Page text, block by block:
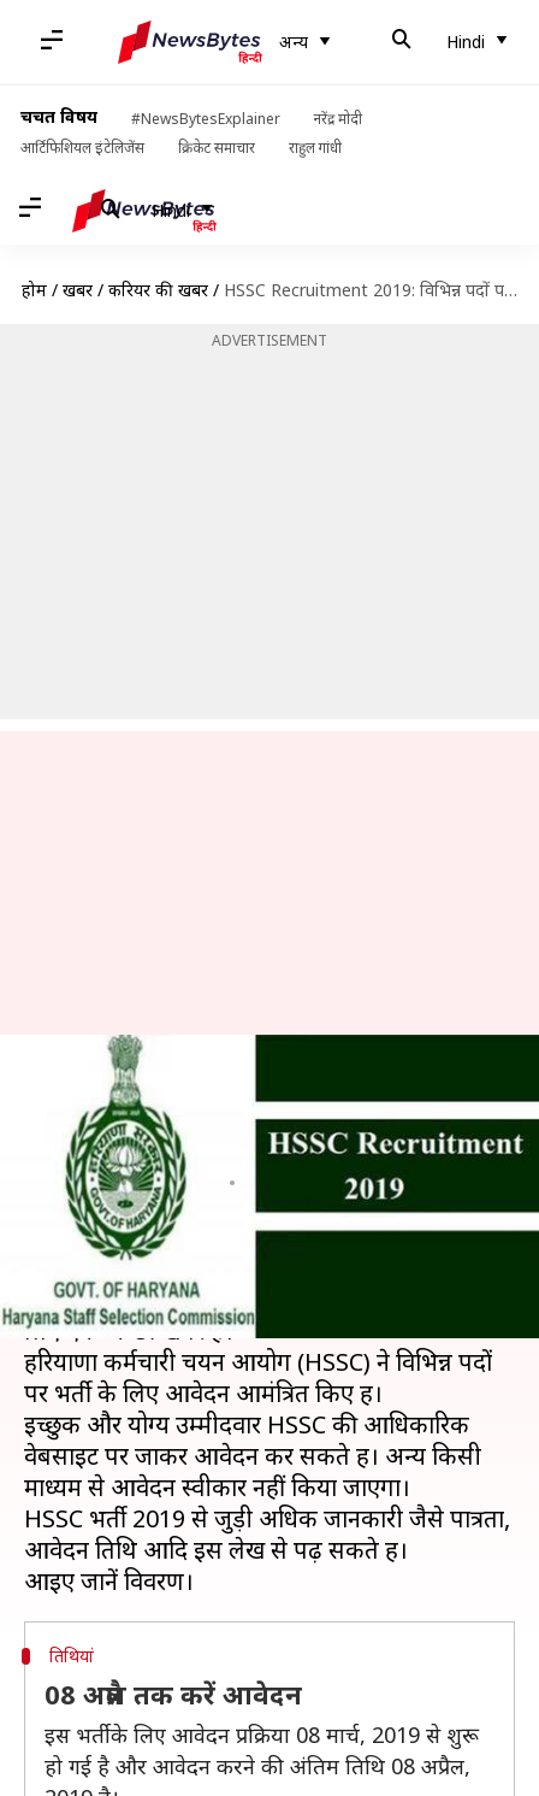
अन्य Hindi
चर्चित विषय #NewsBytesExplainer
नरेंद्र मोदी
आर्टिफिशियल इंटेलिजेंस
क्रिकेट समाचार राहुल गांधी
Hindi
होम / खबरें / करियर की खबरें / HSSC Recruitment 2019: विभिन्न पदों पर निकली भर्ती, जल्द करें आवेदन
ADVERTISEMENT
HSSC Recruitment 2019:
विभिन्न पदों पर निकली भर्ती, जल्द
करें आवेदन
मोना दीक्षित Mar 13, 2019
क्या है खबर?
अगर आप भीHSSC भर्ती 2019
लिए एक अच्छी खबर है।
हरियाणा कर्मचारी चयन आयोग (HSSC) ने विभिन्न पदों
पर भर्ती के लिए आवेदन आमंत्रित किए हैं।
इच्छुक और योग्य उम्मीदवार HSSC की आधिकारिक
वेबसाइट पर जाकर आवेदन कर सकते हैं। अन्य किसी
माध्यम से आवेदन स्वीकार नहीं किया जाएगा।
HSSC भर्ती 2019 से जुड़ी अधिक जानकारी जैसे पात्रता,
आवेदन तिथि आदि इस लेख से पढ़ सकते हैं।
तिथियां
08 अप्रैल तक करें आवेदन
इस भर्ती के लिए आवेदन प्रक्रिया 08 मार्च, 2019 से शुरू
हो गई है और आवेदन करने की अंतिम तिथि 08 अप्रैल,